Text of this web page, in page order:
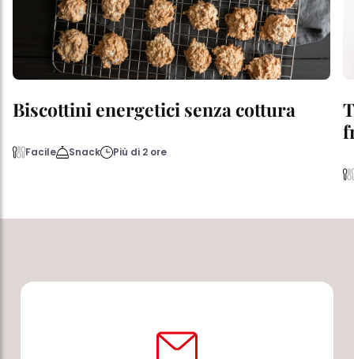
Biscottini energetici senza cottura
Facile Snack Più di 2 ore